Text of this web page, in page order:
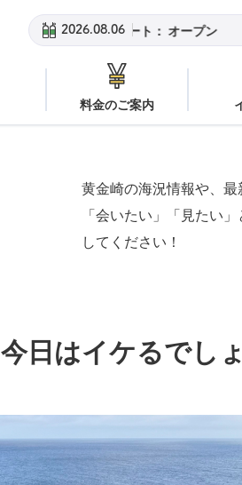
2026.08.06
安良里ボート：オープン 黄金崎
料金のご案内
黄金崎の海況情報や、最
「会いたい」「見たい
してください！
日はイケるでし